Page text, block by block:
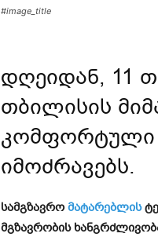
#image_title
დღეიდან, 11
თბილისის
კომფორტული
იმოძრავებს.
სამგზავრომატარებლის
მგზავრობის